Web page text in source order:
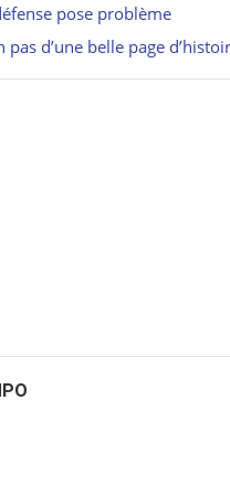
pose problème
d’une belle page